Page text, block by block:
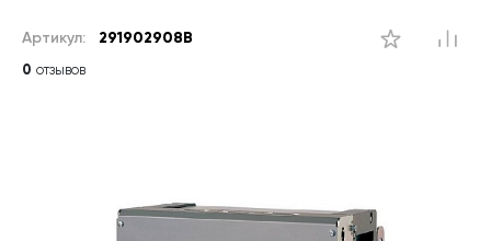
Артикул: 291902908B